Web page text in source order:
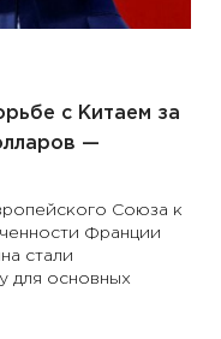
с Китаем за
—
Союза к
Франции
стали
для основных